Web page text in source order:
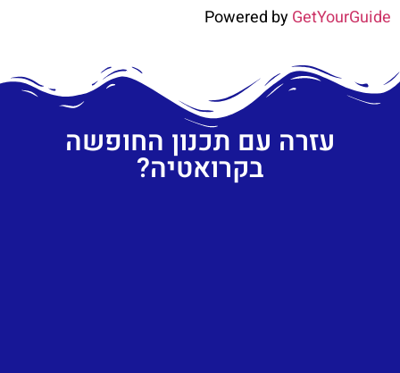
Powered byGetYourGuide
עזרה עם תכנון החופשה
בקרואטיה?